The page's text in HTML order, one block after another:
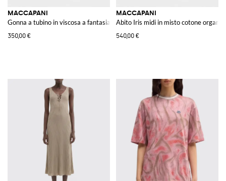
MACCAPANI
Gonna a tubino in viscosa a fantasia
350,00 €
MACCAPANI
Abito Iris midi in misto cotone
540,00 €